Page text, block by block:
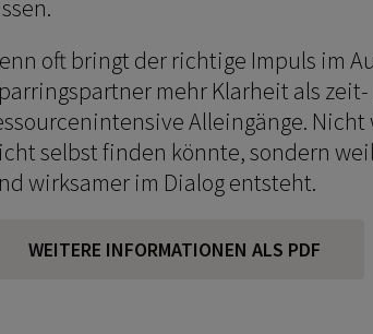
oft bringt der richtige Impuls im
mehr Klarheit als
Alleingänge.
selbst finden könnte, sondern
wirksamer im Dialog entsteht.
WEITERE INFORMATIONEN ALS PDF